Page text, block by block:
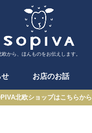
欧から、ほんものをお伝えします。
せ お店のお話
北欧ショップはこちらから